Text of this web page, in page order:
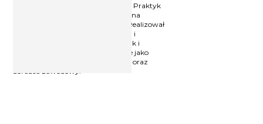
Trener, psycholog, Licencjonowany Praktyk
NLP. Ukończył Uniwersytet Łódzki na
kierunku psychologia stosowana. Realizował
projekty szkoleniowe dla wielu firm i
organizacji, zarówno jako trener, jak i
kierownik projektu. Pracował także jako
„łowca głów”, rekruter, handlowiec oraz